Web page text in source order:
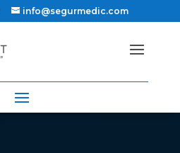
info@segurmedic.com